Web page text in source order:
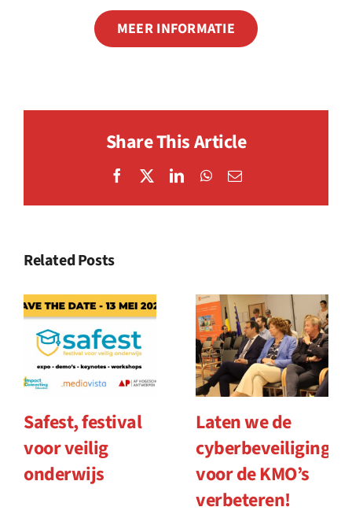
MEER INFORMATIE
Share This Article
Facebook LinkedInWhatsApp
Email
Related Posts
Safest, festival
voor veilig
onderwijs
Laten we de
cyberbeveiliging
voor de KMO’s
verbeteren!